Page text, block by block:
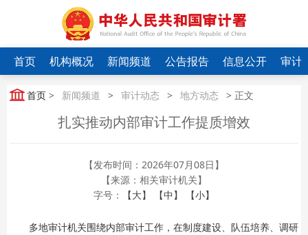
首页 机构概况 新闻频道 公告报告 信息公开 审计
首页 > 新闻频道 > 审计动态 > 地方动态 > 正文
扎实推动内部审计工作提质增效
【发布时间：2026年07月08日】
【来源：相关审计机关】
字号：
【大】 【中】 【小】
多地审计机关围绕内部审计工作，在制度建设、队伍培养、调研